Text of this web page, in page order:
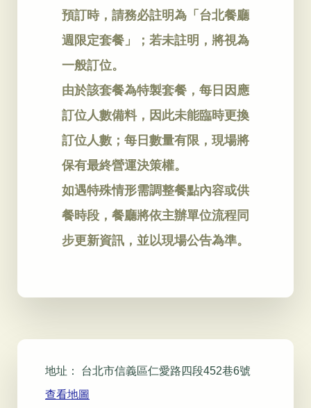
預訂時，請務必註明為「台北餐廳
週限定套餐」；若未註明，將視為
一般訂位。
由於該套餐為特製套餐，每日因應
訂位人數備料，因此未能臨時更換
訂位人數；每日數量有限，現場將
保有最終營運決策權。
如遇特殊情形需調整餐點內容或供
餐時段，餐廳將依主辦單位流程同
步更新資訊，並以現場公告為準。
地址：
台北市信義區仁愛路四段452巷6號
查看地圖